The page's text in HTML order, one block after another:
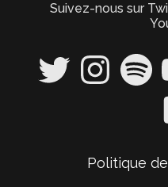
Suivez-nous sur
Twitter InstagramSpotify
Politique